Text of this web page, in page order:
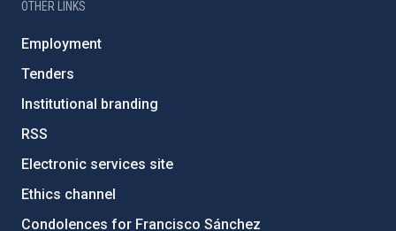
OTHER LINKS
Employment
Tenders
Institutional branding
RSS
Electronic services site
Ethics channel
Condolences for Francisco Sánchez